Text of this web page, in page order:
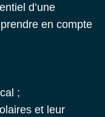
d’une
en compte
;
et leur